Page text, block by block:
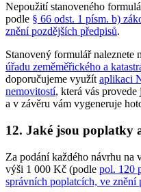
Nepoužití stanoveného
podle § 66 odst. 1 písm. b)
znění pozdějších předpisů.
Stanovený formulář naleznete
úřadu zeměměřického a
doporučujeme využít aplikaci
nemovitostí, která vás
a v závěru vám vygeneruje
12. Jaké jsou poplatky
Za podání každého návrhu na
výši 1 000 Kč (podle pol. 120
správních poplatcích, ve znění